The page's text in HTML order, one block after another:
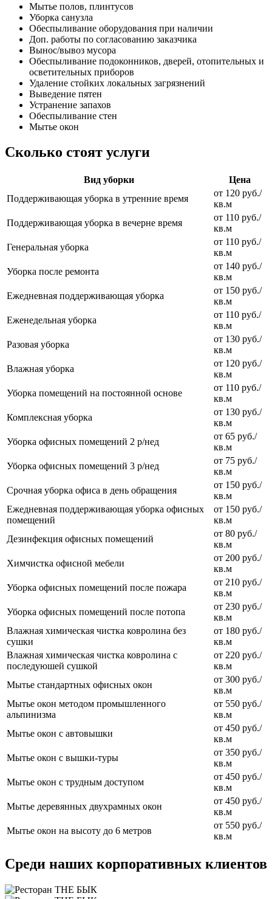
Мытье полов, плинтусов
Уборка санузла
Обеспыливание оборудования при наличии
Доп. работы по согласованию заказчика
Вынос/вывоз мусора
Обеспыливание подоконников, дверей, отопительных и
осветительных приборов
Удаление стойких локальных загрязнений
Выведение пятен
Устранение запахов
Обеспыливание стен
Мытье окон
Сколько стоят услуги
Вид уборки
Цена
Поддерживающая уборка в утренние время
от 120 руб./
кв.м
Поддерживающая уборка в вечерне время
от 110 руб./
кв.м
Генеральная уборка
от 110 руб./
кв.м
Уборка после ремонта
от 140 руб./
кв.м
Ежедневная поддерживающая уборка
от 150 руб./
кв.м
Еженедельная уборка
от 110 руб./
кв.м
Разовая уборка
от 130 руб./
кв.м
Влажная уборка
от 120 руб./
кв.м
Уборка помещений на постоянной основе
от 110 руб./
кв.м
Комплексная уборка
от 130 руб./
кв.м
Уборка офисных помещений 2 р/нед
от 65 руб./
кв.м
Уборка офисных помещений 3 р/нед
от 75 руб./
кв.м
Срочная уборка офиса в день обращения
от 150 руб./
кв.м
Ежедневная поддерживающая уборка офисных
помещений
от 150 руб./
кв.м
Дезинфекция офисных помещений
от 80 руб./
кв.м
Химчистка офисной мебели
от 200 руб./
кв.м
Уборка офисных помещений после пожара
от 210 руб./
кв.м
Уборка офисных помещений после потопа
от 230 руб./
кв.м
Влажная химическая чистка ковролина без
сушки
от 180 руб./
кв.м
Влажная химическая чистка ковролина с
последуюшей сушкой
от 220 руб./
кв.м
Мытье стандартных офисных окон
от 300 руб./
кв.м
Мытье окон методом промышленного
альпинизма
от 550 руб./
кв.м
Мытье окон с автовышки
от 450 руб./
кв.м
Мытье окон с вышки-туры
от 350 руб./
кв.м
Мытье окон с трудным доступом
от 450 руб./
кв.м
Мытье деревянных двухрамных окон
от 450 руб./
кв.м
Мытье окон на высоту до 6 метров
от 550 руб./
кв.м
Среди наших корпоративных клиентов